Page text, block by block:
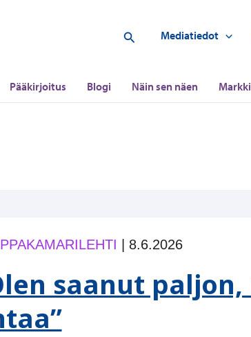
Hae Mediatiedot
Pääkirjoitus Blogi Näin sen näen
8.6.2026
saanut